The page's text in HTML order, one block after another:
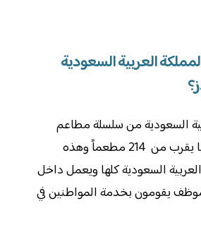
العربية السعودية
السعودية من سلسلة مطاعم
ماكدونالدز العالمية ما يقرب من 214 مطعماً وهذه
السعودية كلها ويعمل داخل
حوالي 6711 موظف يقومون بخدمة المواطنين في